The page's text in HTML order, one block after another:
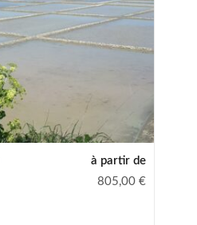
à partir de
805,00 €